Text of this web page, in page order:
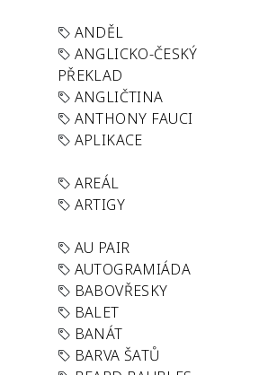
ANDĚL
ANGLICKO-ČESKÝ
PŘEKLAD
ANGLIČTINA
ANTHONY FAUCI
APLIKACE
AREÁL
ARTIGY
AU PAIR
AUTOGRAMIÁDA
BABOVŘESKY
BALET
BANÁT
BARVA ŠATŮ